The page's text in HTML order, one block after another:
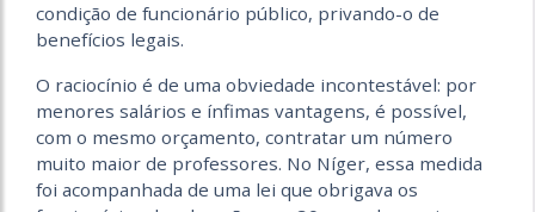
condição de funcionário público, privando-o de
benefícios legais.
O raciocínio é de uma obviedade incontestável: por
menores salários e ínfimas vantagens, é possível,
com o mesmo orçamento, contratar um número
muito maior de professores. No Níger, essa medida
foi acompanhada de uma lei que obrigava os